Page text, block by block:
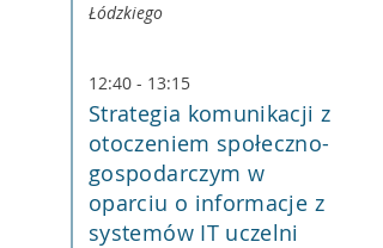
Łódzkiego
12:40 - 13:15
Strategia komunikacji z
otoczeniem społeczno-
gospodarczym w
oparciu o informacje z
systemów IT uczelni